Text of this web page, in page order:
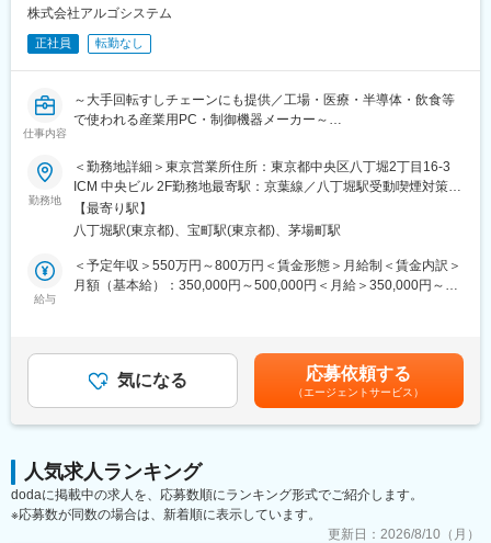
努める
・プロダクト活用促進の企画、実行、アップセルの提案
・社内のプロダクトチームと密に連携し、お客様からいただくフ
ィードバックなどもシェアしながら、新機能の企画や開発、優先
順位などを検討。新機能リリースの際のレビューや意見交換、お
客様視点からのインプットを提供。
・お客様の活用事例の企画
よび運営
・業務ツールの選定/導入から運用まで
■当社の特徴
2000社以上、前年比150%成長を実現しています。経済産業省、
総務省などの受賞歴も多数あり社外からの評価もいただいており
100年に一度の大変革を迎えているモビリティ業界で、アジア
No.1のデータプラットフォームを目指し、1700社超の法人顧客で
営業／配送車両への導入実績トップクラス、国内だけでも年間30
万件以上ある交通事故の削減に貢献している企業です。モビリテ
業車両、保守車両などの、データ分析から収集までを行う領域、
自動車産業のDXとしてデータ資産を用いた新サービスの開発、ビ
ジネスプロセスの効率化支援の他、海外事業など3つの事業展開を
しております。
株式会社アルゴシステム
正社員 転勤なし
仕事内容
～大手回転すしチェーンにも提供／工場・医療・半導体・飲食等
で使われる産業用PC・制御機器メーカー～
外食産業へお客様オーダーシステムの提案営業
飲食店の注文端末のほか、呼出表示器や厨房内での厨房管理端
末、POSレジとの連携、メニューを各店舗に配信する仕組みも含
めた店舗全体のシステムを自社開発しています。
■業務内容
POSシステム・特急レーンとの連携等、店舗向けトータルソリュ
自社パッケージをユーザー様の店舗、設備にスペックインするた
めに、引合いのフォロー、販促活動が主な業務となります。
・ユーザー：外食産業、レーンメーカー、POSレジメーカー
では約1年~２年程度です。
・出張：数ヶ月に1度程度です。
・新規顧客と既存顧客の割合：既存4割、新規6割
※既存営業は既存店のメニューの入れ替えや新店舗での導入等
勤務地
＜勤務地詳細＞東京営業所住所：東京都中央区八丁堀2丁目16-3
ICM 中央ビル 2F勤務地最寄駅：京葉線／八丁堀駅受動喫煙対策：
屋内喫煙可能場所あり変更の範囲：無
【最寄り駅】
八丁堀駅(東京都)、宝町駅(東京都)、茅場町駅
給与
＜予定年収＞550万円～800万円＜賃金形態＞月給制＜賃金内訳＞
月額（基本給）：350,000円～500,000円＜月給＞350,000円～
モデル年収であり前職の年収・ご経験・能力を考慮し当社規定に
基づき決定いたします。賃金はあくまでも目安の金額であり、選
考を通じて上下する可能性があります。月給(月額)は固定手当を含
めた表記です。
気になる 応募依頼する
（エージェントサービス）
人気求人ランキング
dodaに掲載中の求人を、応募数順にランキング形式でご紹介します。
※応募数が同数の場合は、新着順に表示しています。
更新日： 2026/8/10（月）